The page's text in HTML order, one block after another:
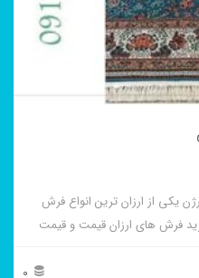
۵۰۰ شانه ( طرح ۷۰۰ ) ورژن یکی از ارزان ترین انواع فرش
فرش های ارزان قیمت و قیمت
0